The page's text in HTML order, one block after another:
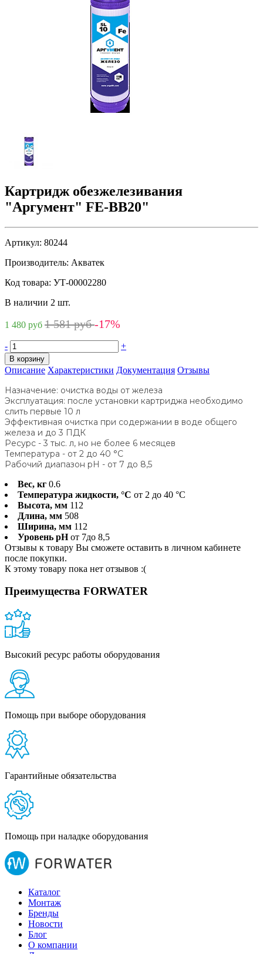
Картридж обезжелезивания
"Аргумент" FE-BB20"
Артикул: 80244
Производитель: Акватек
Код товара: УТ-00002280
В наличии 2 шт.
1 480 руб 1 581 руб-17%
- +
В корзину
Описание Характеристики Документация Отзывы
Назначение: очистка воды от железа
Эксплуатация: после установки картриджа необходимо
слить первые 10 л
Эффективная очистка при содержании в воде общего
железа и до 3 ПДК
Ресурс - 3 тыс. л, но не более 6 месяцев
Температура - от 2 до 40 °С
Рабочий диапазон pН - от 7 до 8,5
Вес, кг 0.6
Температура жидкости, °С от 2 до 40 °С
Высота, мм 112
Длина, мм 508
Ширина, мм 112
Уровень рН от 7до 8,5
Отзывы к товару Вы сможете оставить в личном кабинете
после покупки.
К этому товару пока нет отзывов :(
Преимущества FORWATER
Высокий ресурс работы оборудования
Помощь при выборе оборудования
Гарантийные обязательства
Помощь при наладке оборудования
Каталог
Монтаж
Бренды
Новости
Блог
О компании